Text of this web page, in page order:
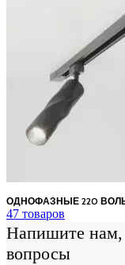
ОДНОФАЗНЫЕ 220
47 товаров
Напишите
вопросы